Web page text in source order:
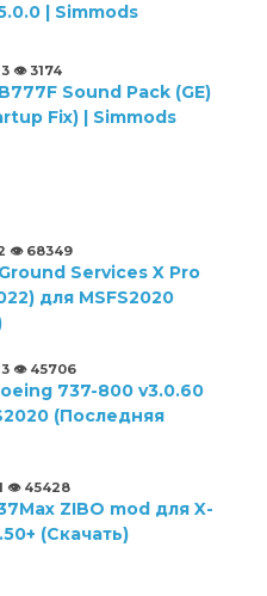
| Simmods
👁️ 3174
Sound Pack (GE)
Fix) | Simmods
👁️ 68349
Services X Pro
для MSFS2020
👁️ 45706
737-800 v3.0.60
(Последняя
👁️ 45428
ZIBO mod для X-
(Скачать)